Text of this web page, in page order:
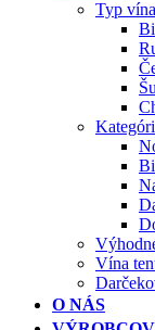
Typ vína
Vína
O NÁS